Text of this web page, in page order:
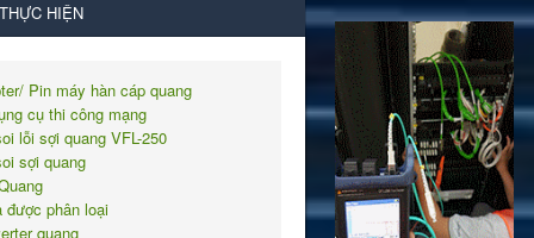
HIỆN
Pin máy hàn cáp quang
cụ thi công mạng
lỗi sợi quang VFL-250
sợi quang
được phân loại
quang